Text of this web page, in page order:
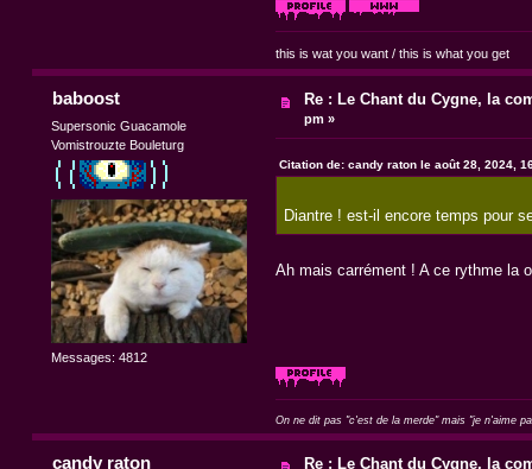
this is wat you want / this is what you get
baboost
Supersonic Guacamole
Vomistrouzte Bouleturg
Messages: 4812
Re : Le Chant du Cygne, la
pm »
Citation de: candy raton le août 28, 2024,
Diantre ! est-il encore temps pour
Ah mais carrément ! A ce rythme la
On ne dit pas "c'est de la merde" mais "je n'aime
candy raton Re : Le Chant du Cygne, la